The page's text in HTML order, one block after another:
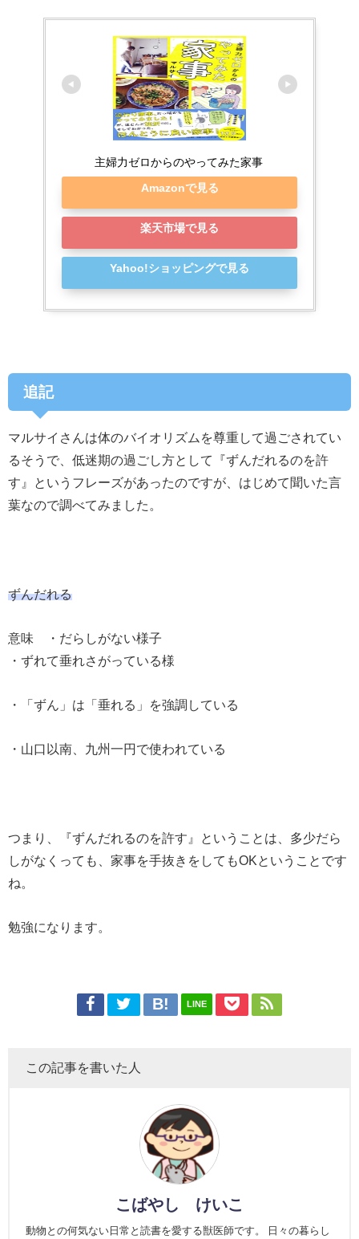
主婦力ゼロからのやってみた家事
Amazonで見る
楽天市場で見る
Yahoo!ショッピングで見る
追記
マルサイさんは体のバイオリズムを尊重して過ごされてい
るそうで、低迷期の過ごし方として『ずんだれるのを許
す』というフレーズがあったのですが、はじめて聞いた言
葉なので調べてみました。
ずんだれる
意味 ・だらしがない様子
・ずれて垂れさがっている様
・「ずん」は「垂れる」を強調している
・山口以南、九州一円で使われている
つまり、『ずんだれるのを許す』ということは、多少だら
しがなくっても、家事を手抜きをしてもOKということです
ね。
勉強になります。
LINE
この記事を書いた人
こばやし けいこ
動物との何気ない日常と読書を愛する獣医師です。 日々の暮らし